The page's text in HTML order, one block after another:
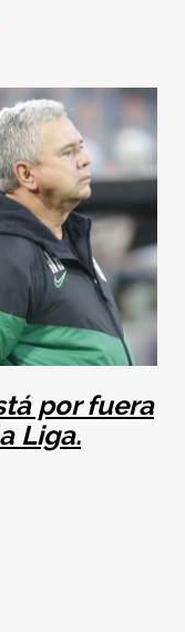
por fuera
Liga.